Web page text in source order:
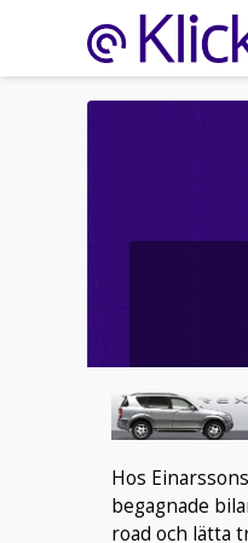
Hos
begagnade
road och lätta